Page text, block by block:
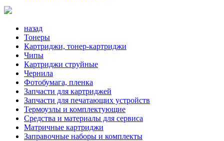
назад
Тонеры
Картриджи, тонер-картриджи
Чипы
Картриджи струйные
Чернила
Фотобумага, пленка
Запчасти для картриджей
Запчасти для печатающих устройств
Термоузлы и комплектующие
Средства и материалы для сервиса
Матричные картриджи
Заправочные наборы и комплекты